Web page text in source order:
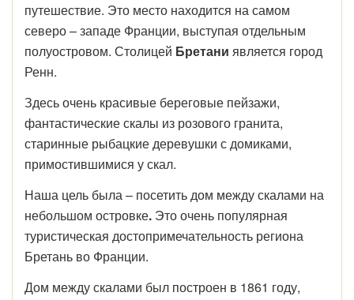
путешествие. Это место находится на самом
северо – западе Франции, выступая отдельным
полуостровом. Столицей Бретани является город
Ренн.
Здесь очень красивые береговые пейзажи,
фантастические скалы из розового гранита,
старинные рыбацкие деревушки с домиками,
примостившимися у скал.
Наша цель была – посетить дом между скалами на
небольшом островке. Это очень популярная
туристическая достопримечательность региона
Бретань во Франции.
Дом между скалами был построен в 1861 году,